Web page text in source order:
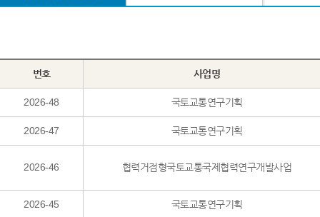
번호 사업명
2026-48 국토교통연구기획
2026-47 국토교통연구기획
2026-46 협력거점형국토교통국제협력연구개발사업
2026-45 국토교통연구기획